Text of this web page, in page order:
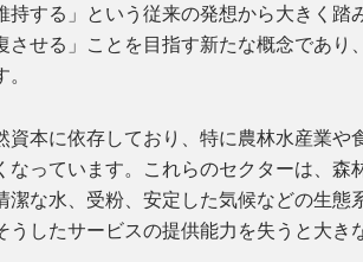
持する」という従来の発想から大きく踏
させる」ことを目指す新たな概念であり
資本に依存しており、特に農林水産業や
なっています。これらのセクターは、森
潔な水、受粉、安定した気候などの生態
うしたサービスの提供能力を失うと大き